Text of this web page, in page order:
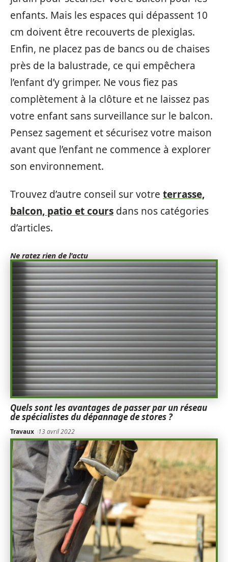
enfants. Mais les espaces qui dépassent 10
cm doivent être recouverts de plexiglas.
Enfin, ne placez pas de bancs ou de chaises
près de la balustrade, ce qui empêchera
l’enfant d’y grimper. Ne vous fiez pas
complètement à la clôture et ne laissez pas
votre enfant sans surveillance sur le balcon.
Pensez sagement et sécurisez votre maison
avant que l’enfant ne commence à explorer
son environnement.
Trouvez d’autre conseil sur votre terrasse,
balcon, patio et cours dans nos catégories
d’articles.
Ne ratez rien de l'actu
Quels sont les avantages de passer par un réseau
de spécialistes du dépannage de stores ?
Travaux 13 avril 2022